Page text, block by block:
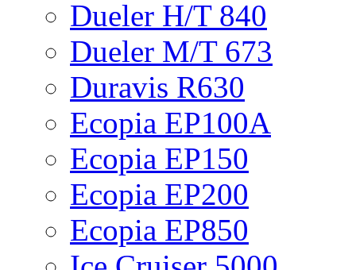
Dueler H/T 840
Dueler M/T 673
Duravis R630
Ecopia EP100A
Ecopia EP150
Ecopia EP200
Ecopia EP850